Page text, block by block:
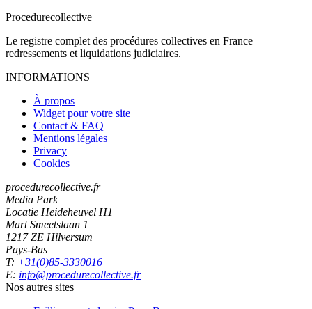
Procedurecollective
Le registre complet des procédures collectives en France —
redressements et liquidations judiciaires.
INFORMATIONS
À propos
Widget pour votre site
Contact & FAQ
Mentions légales
Privacy
Cookies
procedurecollective.fr
Media Park
Locatie Heideheuvel H1
Mart Smeetslaan 1
1217 ZE Hilversum
Pays-Bas
T: +31(0)85-3330016
E: info@procedurecollective.fr
Nos autres sites